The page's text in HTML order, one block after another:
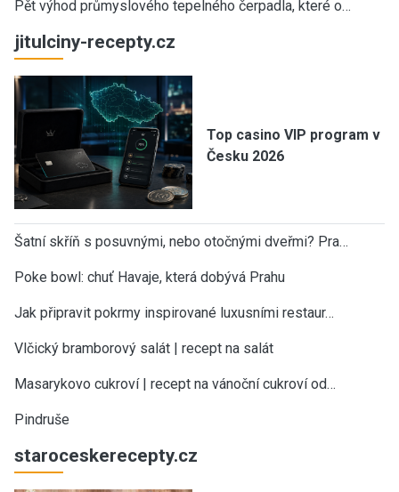
Pět výhod průmyslového tepelného čerpadla, které o…
jitulciny-recepty.cz
Top casino VIP program v
Česku 2026
Šatní skříň s posuvnými, nebo otočnými dveřmi? Pra…
Poke bowl: chuť Havaje, která dobývá Prahu
Jak připravit pokrmy inspirované luxusními restaur…
Vlčický bramborový salát | recept na salát
Masarykovo cukroví | recept na vánoční cukroví od…
Pindruše
staroceskerecepty.cz